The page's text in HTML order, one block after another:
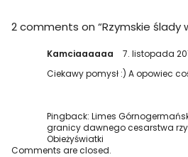
2 comments on “Rzymskie ślady
Kamciaaaaaa
7. listopada
Ciekawy pomysł :) A opowiec
Pingback:Limes
granicy dawnego cesarstwa
Obieżyświatki
Comments are closed.